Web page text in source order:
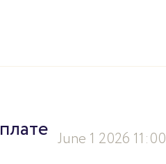
June 1 2026 11:00